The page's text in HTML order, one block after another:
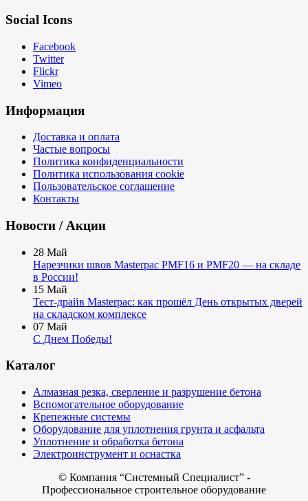
Social Icons
Facebook
Twitter
Flickr
Vimeo
Информация
Доставка и оплата
Частые вопросы
Политика конфиденциальности
Политика использования cookie
Пользовательское соглашение
Контакты
Новости / Акции
28 Май
Нарезчики швов Masterpac PMF16 и PMF20 — на складе
в России!
15 Май
Тест-драйв Masterpac: как прошёл День открытых дверей
на складском комплексе
07 Май
С Днем Победы!
Каталог
Алмазная резка, сверление и разрушение бетона
Вспомогательное оборудование
Крепежные системы
Оборудование для уплотнения грунта и асфальта
Уплотнение и обработка бетона
Электроинструмент и оснастка
© Компания “Системный Специалист” -
Профессиональное строительное оборудование